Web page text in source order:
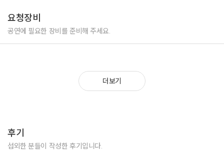
요청장비
공연에 필요한 장비를 준비해 주세요.
더보기
후기
섭외한 분들이 작성한 후기입니다.